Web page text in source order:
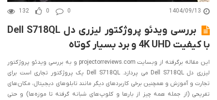
1404/09/13
132 0 0
بررسی ویدئو پروژکتور لیزری دل Dell S718QL
با کیفیت 4K UHD و برد بسیار کوتاه
این مقاله برگرفته از وبسایت projectorreviews.com و به بررسی ویدئو پروژکتور
لیزری دل Dell S718QL می پردازد. Dell S718QL یک پروژکتور تجاری است برای
تجارت و آموزش و همچنین برخی کاربردهای دیگر مانند تابلوهای دیجیتال، مکان‌های
تفریحی (از جمله همه چیز از بارها و کلوپ‌های شبانه گرفته تا موزه‌ها) و حتی